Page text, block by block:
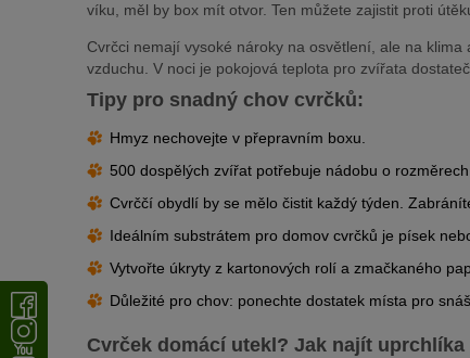
víku, měl by box mít otvor. Ten můžete zajistit proti
Cvrčci nemají vysoké nároky na osvětlení, ale na
vzduchu. V noci je pokojová teplota pro zvířata
Tipy pro snadný chov cvrčků:
Hmyz nechovejte v přepravním boxu.
500 dospělých zvířat potřebuje nádobu o
Cvrččí obydlí by se mělo čistit každý týden.
Ideálním substrátem pro domov cvrčků je písek
Vytvořte úkryty z kartonových rolí a zmačkaného
Důležité pro chov: ponechte dostatek místa pro
Cvrček domácí utekl? Jak najít uprchlíka